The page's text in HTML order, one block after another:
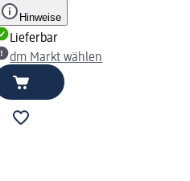
Hinweise
Lieferbar
dm Markt wählen